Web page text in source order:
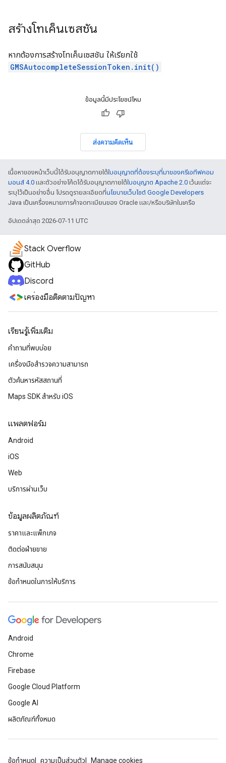
สร้างโทเค็นเซสชัน
หากต้องการสร้างโทเค็นเซสชัน ให้เรียกใช้
GMSAutocompleteSessionToken.init()
ข้อมูลนี้มีประโยชน์ไหม
ส่งความคิดเห็น
เนื้อหาของหน้าเว็บนี้ได้รับอนุญาตภายใต้ใบอนุญาตที่ต้องระบุที่มาของครีเอทีฟคอม
มอนส์ 4.0 และตัวอย่างโค้ดได้รับอนุญาตภายใต้ใบอนุญาต Apache 2.0 เว้นแต่จะ
ระบุไว้เป็นอย่างอื่น โปรดดูรายละเอียดที่นโยบายเว็บไซต์ Google Developers
Java เป็นเครื่องหมายการค้าจดทะเบียนของ Oracle และ/หรือบริษัทในเครือ
อัปเดตล่าสุด 2026-07-11 UTC
Stack Overflow
GitHub
Discord
เครื่องมือติดตามปัญหา
เรียนรู้เพิ่มเติม
คำถามที่พบบ่อย
เครื่องมือสำรวจความสามารถ
ตัวค้นหารหัสสถานที่
Maps SDK สำหรับ iOS
แพลตฟอร์ม
Android
iOS
Web
บริการผ่านเว็บ
ข้อมูลผลิตภัณฑ์
ราคาและแพ็กเกจ
ติดต่อฝ่ายขาย
การสนับสนุน
ข้อกำหนดในการให้บริการ
Android
Chrome
Firebase
Google Cloud Platform
Google AI
ผลิตภัณฑ์ทั้งหมด
ข้อกำหนด ความเป็นส่วนตัว Manage cookies